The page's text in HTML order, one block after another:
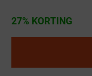
27% KORTING